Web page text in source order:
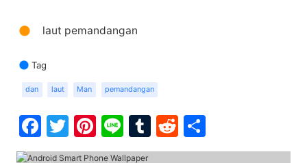
ﾠlaut pemandangan
Tag
dan laut Man pemandangan
Facebook
Twitter
Pinterest
LineTumblr
Reddit